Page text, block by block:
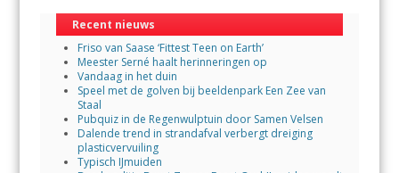
Recent nieuws
Friso van Saase ‘Fittest Teen on Earth’
Meester Serné haalt herinneringen op
Vandaag in het duin
Speel met de golven bij beeldenpark Een Zee van
Staal
Pubquiz in de Regenwulptuin door Samen Velsen
Dalende trend in strandafval verbergt dreiging
plasticvervuiling
Typisch IJmuiden